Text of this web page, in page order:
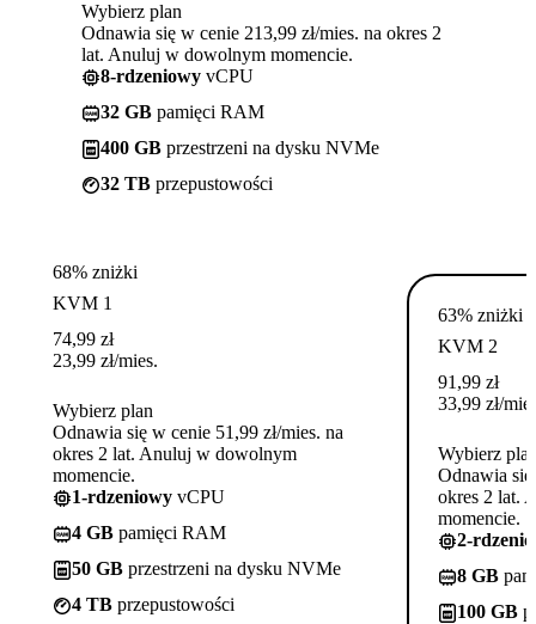
Wybierz plan
Odnawia się w cenie 213,99 zł/mies. na okres 2
lat. Anuluj w dowolnym momencie.
8-rdzeniowy vCPU
32 GB pamięci RAM
400 GB przestrzeni na dysku NVMe
32 TB przepustowości
68% zniżki
KVM 1
74,99 zł
23,99 zł/mies.
Wybierz plan
Odnawia się w cenie 51,99 zł/mies. na
okres 2 lat. Anuluj w dowolnym
momencie.
1-rdzeniowy vCPU
4 GB pamięci RAM
50 GB przestrzeni na dysku NVMe
4 TB przepustowości
63% zniżki
KVM 2
91,99 zł
33,99 zł/
Wybierz
Odnawia się
okres 2 lat.
momencie.
2-
8 GB
100 GB